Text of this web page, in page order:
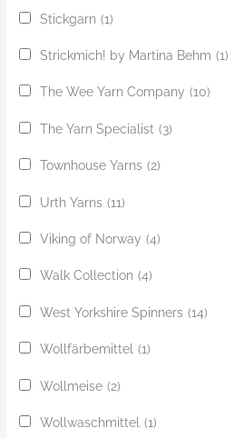
Stickgarn (1)
Strickmich! by Martina Behm (1)
The Wee Yarn Company (10)
The Yarn Specialist (3)
Townhouse Yarns (2)
Urth Yarns (11)
Viking of Norway (4)
Walk Collection (4)
West Yorkshire Spinners (14)
Wollfärbemittel (1)
Wollmeise (2)
Wollwaschmittel (1)